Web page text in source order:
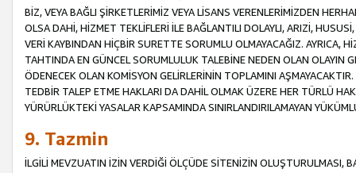
BİZ, VEYA BAĞLI ŞİRKETLERİMİZ VEYA LİSANS VERENLERİMİZDEN
OLSA DAHİ, HİZMET TEKLİFLERİ İLE BAĞLANTILI DOLAYLI, ARIZİ,
VERİ KAYBINDAN HİÇBİR SURETTE SORUMLU OLMAYACAĞIZ. AYRICA,
TAHTINDA EN GÜNCEL SORUMLULUK TALEBİNE NEDEN OLAN OLAYIN
ÖDENECEK OLAN KOMİSYON GELİRLERİNİN TOPLAMINI
TEDBİR TALEP ETME HAKLARI DA DAHİL OLMAK ÜZERE HER TÜRLÜ
YÜRÜRLÜKTEKİ YASALAR KAPSAMINDA SINIRLANDIRILAMAYAN
9. Tazmin
İLGİLİ MEVZUATIN İZİN VERDİĞİ ÖLÇÜDE SİTENİZİN OLUŞTURULMASI,